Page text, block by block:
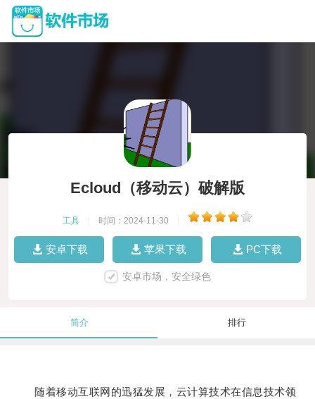
Ecloud（移动云）破解版
工具 时间：2024-11-30
安卓下载 苹果下载 PC下载
安卓市场，安全绿色
简介 排行
随着移动互联网的迅猛发展，云计算技术在信息技术领